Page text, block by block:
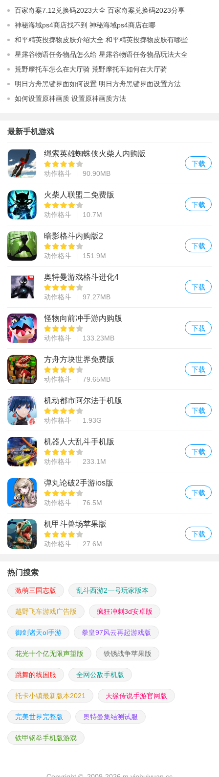
夜最新口令码使用教程
百家奇案7.12兑换码2023大全 百家奇案兑换码2023分享
神秘海域ps4商店找不到 神秘海域ps4商店在哪
和平精英投掷物皮肤介绍大全 和平精英投掷物皮肤有哪些
星露谷物语任务物品怎么给 星露谷物语任务物品玩法大全
荒野摩托车怎么在大厅骑 荒野摩托车如何在大厅骑
明日方舟黑键界面如何设置 明日方舟黑键界面设置方法
如何设置原神画质 设置原神画质方法
最新手机游戏
绳索英雄蜘蛛侠火柴人内购版
动作格斗 90.90MB
下载
火柴人联盟二免费版
动作格斗 10.7M
下载
暗影格斗内购版2
动作格斗 151.9M
下载
奥特曼游戏格斗进化4
动作格斗 97.27MB
下载
怪物向前冲手游内购版
动作格斗 133.23MB
下载
方舟方块世界免费版
动作格斗 79.65MB
下载
机动都市阿尔法手机版
动作格斗 1.93G
下载
机器人大乱斗手机版
动作格斗 233.1M
下载
弹丸论破2手游ios版
动作格斗 76.5M
下载
机甲斗兽场苹果版
动作格斗 27.6M
下载
热门搜索
激萌三国志版 乱斗西游2一号玩家版本
越野飞车游戏广告版 疯狂冲刺3d安卓版
御剑诸天ol手游 拳皇97风云再起游戏版
花光十个亿无限声望版 铁锈战争苹果版
跳舞的线国服 全网公敌手机版
托卡小镇最新版本2021 天缘传说手游官网版
完美世界完整版 奥特曼集结测试服
铁甲钢拳手机版游戏